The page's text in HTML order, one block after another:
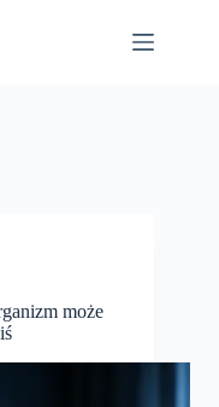
może